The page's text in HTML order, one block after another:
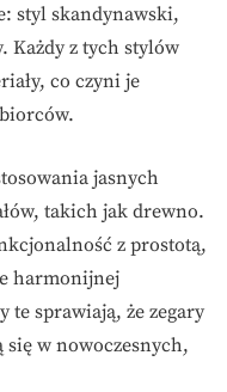
styl skandynawski,
z tych stylów
co czyni je
jasnych
takich jak drewno.
z prostotą,
harmonijnej
te sprawiają, że zegary
w nowoczesnych,